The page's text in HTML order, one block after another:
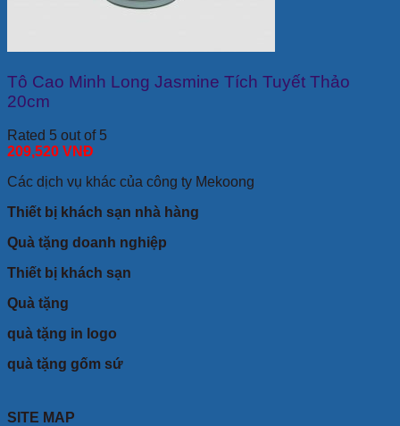
Tô Cao Minh Long Jasmine Tích Tuyết Thảo
20cm
Rated 5 out of 5
209,520 VNĐ
Các dịch vụ khác của công ty Mekoong
Thiết bị khách sạn nhà hàng
Quà tặng doanh nghiệp
Thiết bị khách sạn
Quà tặng
quà tặng in logo
quà tặng gốm sứ
SITE MAP